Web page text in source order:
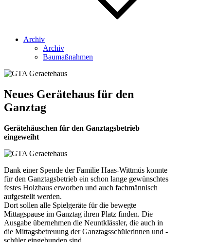
Archiv
Archiv
Baumaßnahmen
Neues Gerätehaus für den
Ganztag
Gerätehäuschen für den Ganztagsbetrieb
eingeweiht
Dank einer Spende der Familie Haas-Wittmüs konnte
für den Ganztagsbetrieb ein schon lange gewünschtes
festes Holzhaus erworben und auch fachmännisch
aufgestellt werden.
Dort sollen alle Spielgeräte für die bewegte
Mittagspause im Ganztag ihren Platz finden. Die
Ausgabe übernehmen die Neuntklässler, die auch in
die Mittagsbetreuung der Ganztagsschülerinnen und -
schüler eingebunden sind.